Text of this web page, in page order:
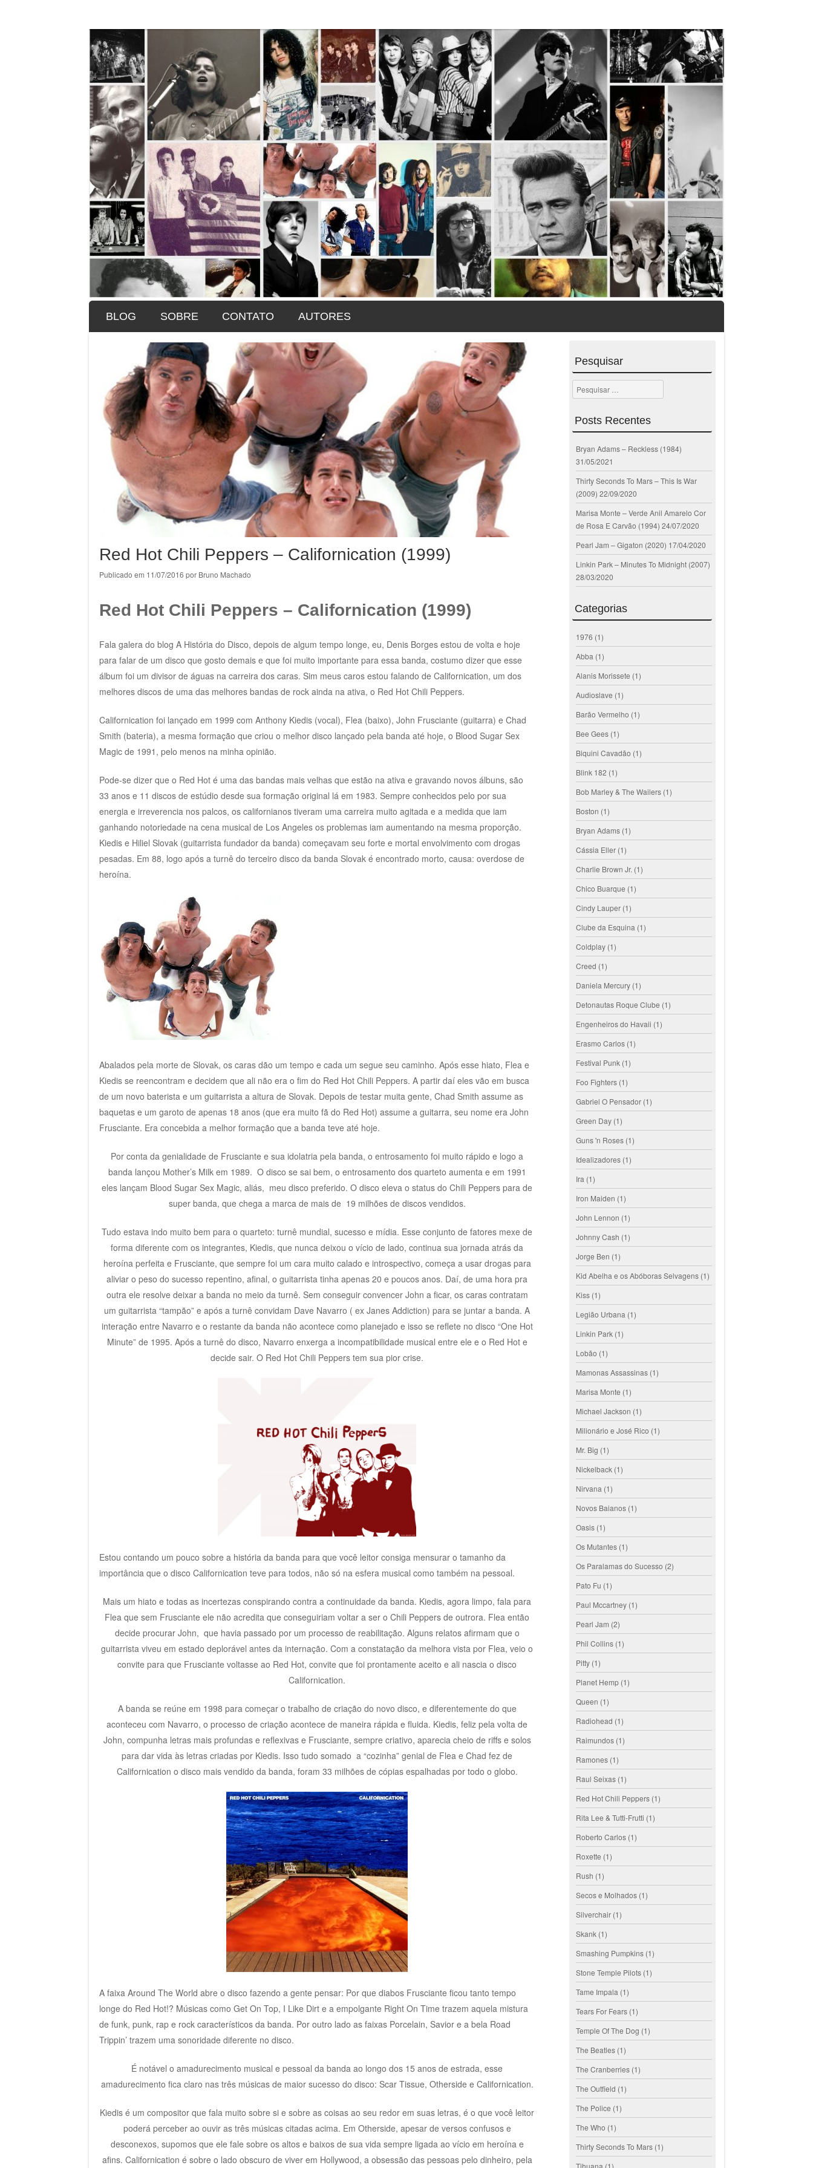
A História do Disco
Menu
SKIP TO CONTENT
BLOG SOBRE CONTATO AUTORES
Red Hot Chili Peppers – Californication (1999)
Publicado em 11/07/2016 por Bruno Machado
Red Hot Chili Peppers – Californication (1999)
Fala galera do blog A História do Disco, depois de algum tempo longe, eu, Denis Borges estou de volta e hoje
para falar de um disco que gosto demais e que foi muito importante para essa banda, costumo dizer que esse
álbum foi um divisor de águas na carreira dos caras. Sim meus caros estou falando de Californication, um dos
melhores discos de uma das melhores bandas de rock ainda na ativa, o Red Hot Chili Peppers.
Californication foi lançado em 1999 com Anthony Kiedis (vocal), Flea (baixo), John Frusciante (guitarra) e Chad
Smith (bateria), a mesma formação que criou o melhor disco lançado pela banda até hoje, o Blood Sugar Sex
Magic de 1991, pelo menos na minha opinião.
Pode-se dizer que o Red Hot é uma das bandas mais velhas que estão na ativa e gravando novos álbuns, são
33 anos e 11 discos de estúdio desde sua formação original lá em 1983. Sempre conhecidos pelo por sua
energia e irreverencia nos palcos, os californianos tiveram uma carreira muito agitada e a medida que iam
ganhando notoriedade na cena musical de Los Angeles os problemas iam aumentando na mesma proporção.
Kiedis e Hiliel Slovak (guitarrista fundador da banda) começavam seu forte e mortal envolvimento com drogas
pesadas. Em 88, logo após a turnê do terceiro disco da banda Slovak é encontrado morto, causa: overdose de
heroína.
Abalados pela morte de Slovak, os caras dão um tempo e cada um segue seu caminho. Após esse hiato, Flea e
Kiedis se reencontram e decidem que ali não era o fim do Red Hot Chili Peppers. A partir daí eles vão em busca
de um novo baterista e um guitarrista a altura de Slovak. Depois de testar muita gente, Chad Smith assume as
baquetas e um garoto de apenas 18 anos (que era muito fã do Red Hot) assume a guitarra, seu nome era John
Frusciante. Era concebida a melhor formação que a banda teve até hoje.
Por conta da genialidade de Frusciante e sua idolatria pela banda, o entrosamento foi muito rápido e logo a
banda lançou Mother’s Milk em 1989. O disco se sai bem, o entrosamento dos quarteto aumenta e em 1991
eles lançam Blood Sugar Sex Magic, aliás, meu disco preferido. O disco eleva o status do Chili Peppers para de
super banda, que chega a marca de mais de 19 milhões de discos vendidos.
Tudo estava indo muito bem para o quarteto: turnê mundial, sucesso e mídia. Esse conjunto de fatores mexe de
forma diferente com os integrantes, Kiedis, que nunca deixou o vício de lado, continua sua jornada atrás da
heroína perfeita e Frusciante, que sempre foi um cara muito calado e introspectivo, começa a usar drogas para
aliviar o peso do sucesso repentino, afinal, o guitarrista tinha apenas 20 e poucos anos. Daí, de uma hora pra
outra ele resolve deixar a banda no meio da turnê. Sem conseguir convencer John a ficar, os caras contratam
um guitarrista “tampão” e após a turnê convidam Dave Navarro ( ex Janes Addiction) para se juntar a banda. A
interação entre Navarro e o restante da banda não acontece como planejado e isso se reflete no disco “One Hot
Minute” de 1995. Após a turnê do disco, Navarro enxerga a incompatibilidade musical entre ele e o Red Hot e
decide sair. O Red Hot Chili Peppers tem sua pior crise.
Estou contando um pouco sobre a história da banda para que você leitor consiga mensurar o tamanho da
importância que o disco Californication teve para todos, não só na esfera musical como também na pessoal.
Mais um hiato e todas as incertezas conspirando contra a continuidade da banda. Kiedis, agora limpo, fala para
Flea que sem Frusciante ele não acredita que conseguiriam voltar a ser o Chili Peppers de outrora. Flea então
decide procurar John, que havia passado por um processo de reabilitação. Alguns relatos afirmam que o
guitarrista viveu em estado deplorável antes da internação. Com a constatação da melhora vista por Flea, veio o
convite para que Frusciante voltasse ao Red Hot, convite que foi prontamente aceito e ali nascia o disco
Californication.
A banda se reúne em 1998 para começar o trabalho de criação do novo disco, e diferentemente do que
aconteceu com Navarro, o processo de criação acontece de maneira rápida e fluida. Kiedis, feliz pela volta de
John, compunha letras mais profundas e reflexivas e Frusciante, sempre criativo, aparecia cheio de riffs e solos
para dar vida às letras criadas por Kiedis. Isso tudo somado a “cozinha” genial de Flea e Chad fez de
Californication o disco mais vendido da banda, foram 33 milhões de cópias espalhadas por todo o globo.
A faixa Around The World abre o disco fazendo a gente pensar: Por que diabos Frusciante ficou tanto tempo
longe do Red Hot!? Músicas como Get On Top, I Like Dirt e a empolgante Right On Time trazem aquela mistura
de funk, punk, rap e rock característicos da banda. Por outro lado as faixas Porcelain, Savior e a bela Road
Trippin’ trazem uma sonoridade diferente no disco.
É notável o amadurecimento musical e pessoal da banda ao longo dos 15 anos de estrada, esse
amadurecimento fica claro nas três músicas de maior sucesso do disco: Scar Tissue, Otherside e Californication.
Kiedis é um compositor que fala muito sobre si e sobre as coisas ao seu redor em suas letras, é o que você leitor
poderá perceber ao ouvir as três músicas citadas acima. Em Otherside, apesar de versos confusos e
desconexos, supomos que ele fale sobre os altos e baixos de sua vida sempre ligada ao vício em heroína e
afins. Californication é sobre o lado obscuro de viver em Hollywood, a obsessão das pessoas pelo dinheiro, pela
Pesquisar
Pesquisar
Posts Recentes
Bryan Adams – Reckless (1984)
31/05/2021
Thirty Seconds To Mars – This Is War
(2009) 22/09/2020
Marisa Monte – Verde Anil Amarelo Cor
de Rosa E Carvão (1994) 24/07/2020
Pearl Jam – Gigaton (2020) 17/04/2020
Linkin Park – Minutes To Midnight (2007)
28/03/2020
Categorias
1976 (1)
Abba (1)
Alanis Morissete (1)
Audioslave (1)
Barão Vermelho (1)
Bee Gees (1)
Biquini Cavadão (1)
Blink 182 (1)
Bob Marley & The Wailers (1)
Boston (1)
Bryan Adams (1)
Cássia Eller (1)
Charlie Brown Jr. (1)
Chico Buarque (1)
Cindy Lauper (1)
Clube da Esquina (1)
Coldplay (1)
Creed (1)
Daniela Mercury (1)
Detonautas Roque Clube (1)
Engenheiros do Havaii (1)
Erasmo Carlos (1)
Festival Punk (1)
Foo Fighters (1)
Gabriel O Pensador (1)
Green Day (1)
Guns 'n Roses (1)
Idealizadores (1)
Ira (1)
Iron Maiden (1)
John Lennon (1)
Johnny Cash (1)
Jorge Ben (1)
Kid Abelha e os Abóboras Selvagens (1)
Kiss (1)
Legião Urbana (1)
Linkin Park (1)
Lobão (1)
Mamonas Assassinas (1)
Marisa Monte (1)
Michael Jackson (1)
Milionário e José Rico (1)
Mr. Big (1)
Nickelback (1)
Nirvana (1)
Novos Baianos (1)
Oasis (1)
Os Mutantes (1)
Os Paralamas do Sucesso (2)
Pato Fu (1)
Paul Mccartney (1)
Pearl Jam (2)
Phil Collins (1)
Pitty (1)
Planet Hemp (1)
Queen (1)
Radiohead (1)
Raimundos (1)
Ramones (1)
Raul Seixas (1)
Red Hot Chili Peppers (1)
Rita Lee & Tutti-Frutti (1)
Roberto Carlos (1)
Roxette (1)
Rush (1)
Secos e Molhados (1)
Silverchair (1)
Skank (1)
Smashing Pumpkins (1)
Stone Temple Pilots (1)
Tame Impala (1)
Tears For Fears (1)
Temple Of The Dog (1)
The Beatles (1)
The Cranberries (1)
The Outfield (1)
The Police (1)
The Who (1)
Thirty Seconds To Mars (1)
Tihuana (1)